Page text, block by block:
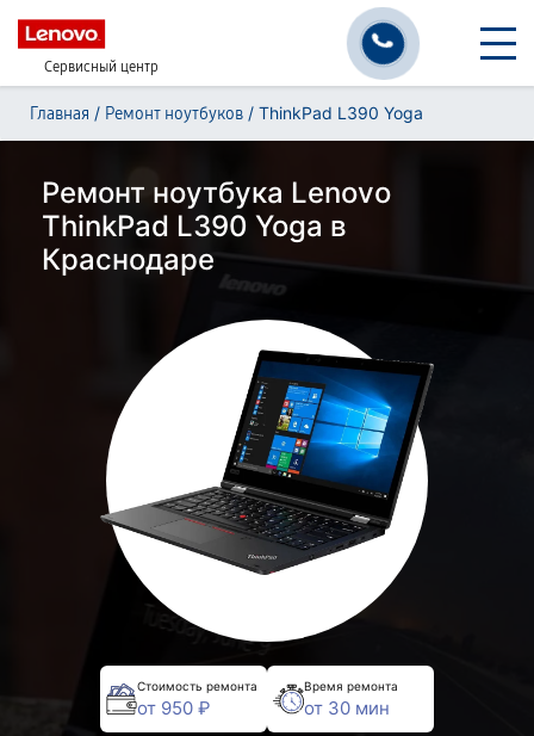
Сервисный центр
Главная / Ремонт ноутбуков / ThinkPad L390 Yoga
Ремонт ноутбука Lenovo
ThinkPad L390 Yoga в
Краснодаре
Стоимость ремонта
от 950 ₽
Время ремонта
от 30 мин